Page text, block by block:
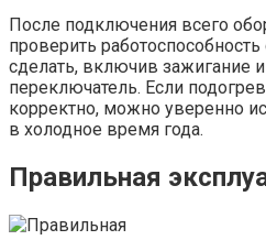
После подключения всего
проверить
сделать, включив зажигание
переключатель. Если
корректно, можно уверенно
в холодное время года.
Правильная